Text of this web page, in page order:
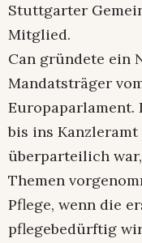
Stuttgarter
Mitglied.
Can gründete ein
Mandatsträger
Europaparlament.
bis ins
überparteilich
Themen
Pflege, wenn die
pflegebedürftig